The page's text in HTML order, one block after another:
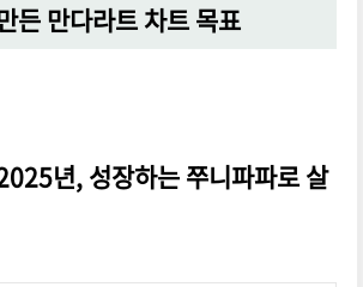
든 만다라트 차트 목표
년, 성장하는 쭈니파파로 살